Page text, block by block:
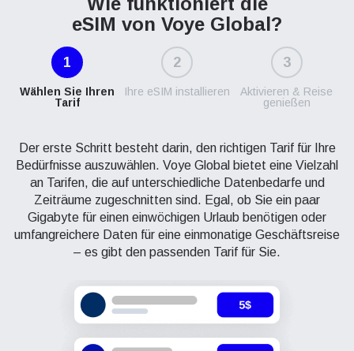
eSIM von Voye Global?
1
Wählen Sie Ihren
Tarif
2
Ihre eSIM installieren
3
Aktivieren & Reise
genießen
Der erste Schritt besteht darin, den richtigen Tarif für Ihre
Bedürfnisse auszuwählen. Voye Global bietet eine Vielzahl
an Tarifen, die auf unterschiedliche Datenbedarfe und
Zeiträume zugeschnitten sind. Egal, ob Sie ein paar
Gigabyte für einen einwöchigen Urlaub benötigen oder
umfangreichere Daten für eine einmonatige Geschäftsreise
– es gibt den passenden Tarif für Sie.